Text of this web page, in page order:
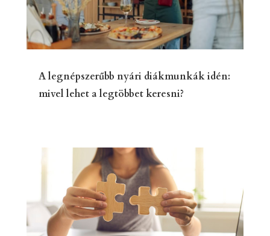
A legnépszerűbb nyári diákmunkák idén:
mivel lehet a legtöbbet keresni?